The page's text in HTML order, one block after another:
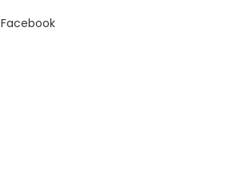
Facebook